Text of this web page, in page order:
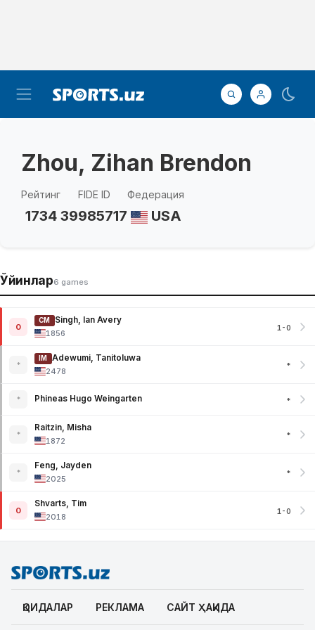
Zhou, Zihan Brendon
Рейтинг
1734
FIDE ID
39985717
Федерация
USA
Ўйинлар6 games
0
CM
Singh, Ian Avery
1856
1-0
*
IM
Adewumi, Tanitoluwa
2478
*
* Phineas Hugo Weingarten *
*
Raitzin, Misha
1872
*
*
Feng, Jayden
2025
*
0
Shvarts, Tim
2018
1-0
ҚОИДАЛАР РЕКЛАМА САЙТ ҲАҚИДА